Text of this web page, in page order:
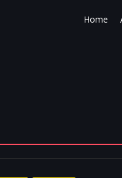
Home